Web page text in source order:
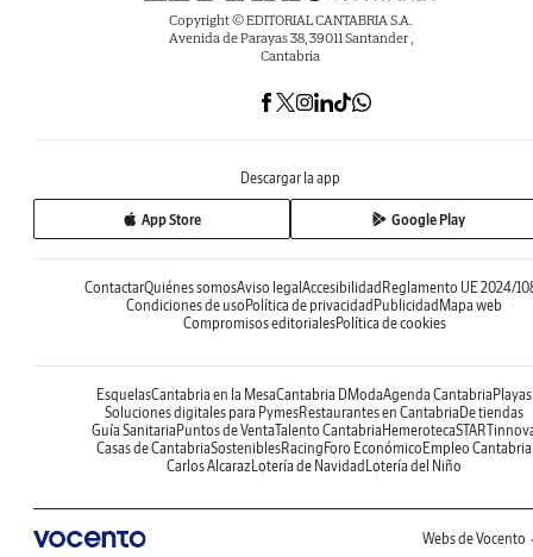
Copyright © EDITORIAL CANTABRIA S.A.
Avenida de Parayas 38, 39011 Santander ,
Cantabria
Descargar la app
App Store Google Play
ContactarQuiénes somosAviso legal Accesibilidad Reglamento UE 2024/
Condiciones de uso Política de privacidad Publicidad Mapa web
Compromisos editorialesPolítica de cookies
EsquelasCantabria en la MesaCantabria DModaAgenda Cantabria Playas
Soluciones digitales para PymesRestaurantes en Cantabria De tiendas
Guía Sanitaria Puntos de VentaTalento Cantabria Hemeroteca
Casas de CantabriaSosteniblesRacing Foro Económico Empleo Cantabria
Carlos AlcarazLotería de Navidad Lotería del Niño
Webs de Vocento